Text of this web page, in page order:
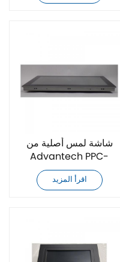
شاشة لمس أصلية من
Advantech PPC-
3211SWP-P63B
اقرأ المزيد